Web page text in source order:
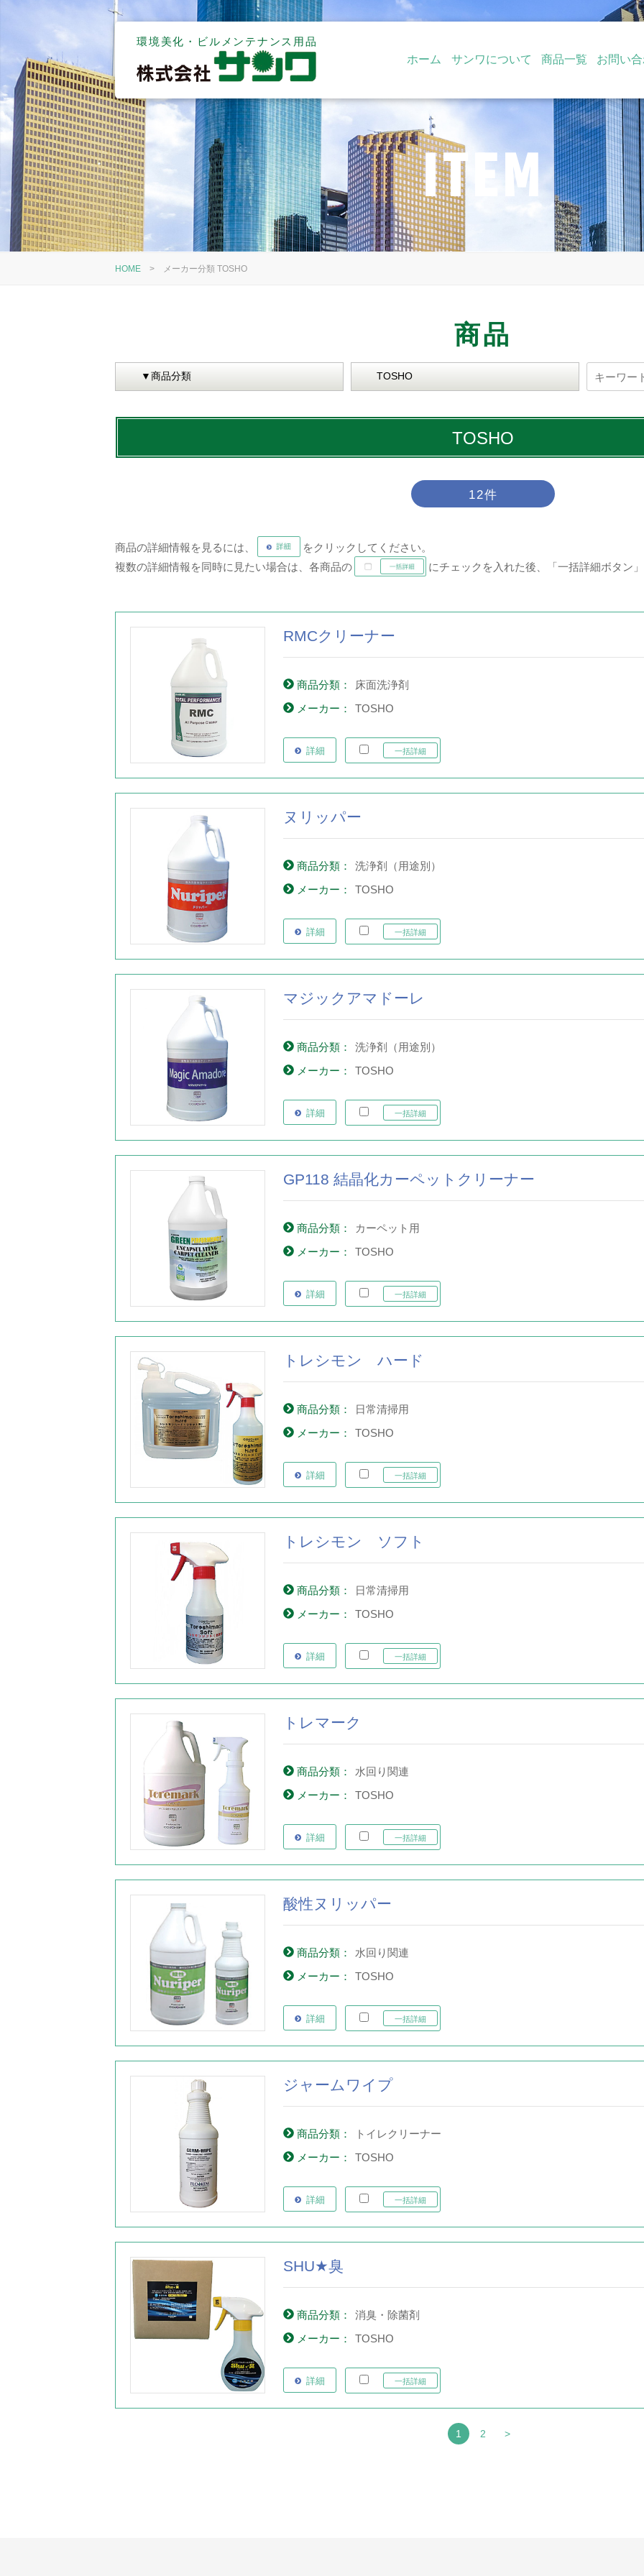
環境美化・ビルメンテナンス用品
ホーム
サンワについて 商品一覧 お問い
ITEM
ITEM
HOME > メーカー分類 TOSHO
商品
TOSHO
12件
商品の詳細情報を見るには、
をクリックしてください。
複数の詳細情報を同時に見たい場合は、各商品の
にチェックを入れた後、「一括詳細ボタン
RMCクリーナー
商品分類：
床面洗浄剤
メーカー：
TOSHO
詳細 一括詳細
ヌリッパー
商品分類：
洗浄剤（用途別）
メーカー：
TOSHO
詳細 一括詳細
マジックアマドーレ
商品分類：
洗浄剤（用途別）
メーカー：
TOSHO
詳細 一括詳細
GP118 結晶化カーペットクリーナー
商品分類：
カーペット用
メーカー：
TOSHO
詳細 一括詳細
トレシモン ハード
商品分類：
日常清掃用
メーカー：
TOSHO
詳細 一括詳細
トレシモン ソフト
商品分類：
日常清掃用
メーカー：
TOSHO
詳細 一括詳細
トレマーク
商品分類：
水回り関連
メーカー：
TOSHO
詳細 一括詳細
酸性ヌリッパー
商品分類：
水回り関連
メーカー：
TOSHO
詳細 一括詳細
ジャームワイプ
商品分類：
トイレクリーナー
メーカー：
TOSHO
詳細 一括詳細
SHU★臭
商品分類：
消臭・除菌剤
メーカー：
TOSHO
詳細 一括詳細
1 2 >